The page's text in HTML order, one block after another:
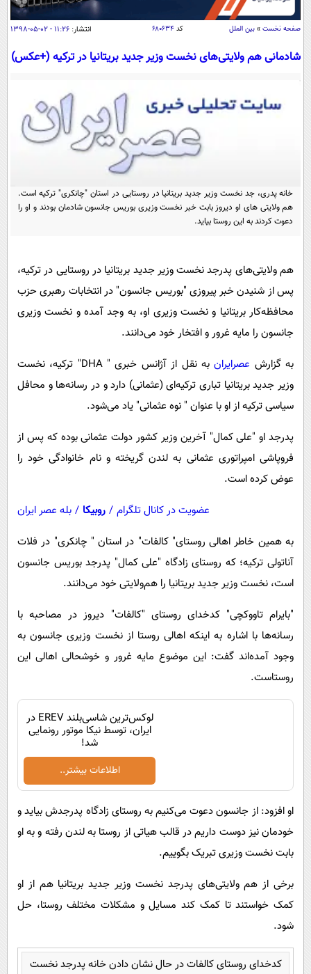
اقتصاد
اقتصادی
جامعه
حوادث
یک برش دانایی
سفر و تفریح
بین الملل
علم و دانش
علمی
گوناگون
مجله تصویری سلاح
ورزش
سیاست
سرگرمی
گوناگون
داستان کوتاه
پیامک
روانشناسی
آشپزی
دانلود
آموزش زبان
صفحه نخست » بین الملل کد ۶۸۰۶۳۴ انتشار: ۱۱:۲۶ - ۰۲-۰۵-۱۳۹۸
شادمانی هم ولایتی‌های‌ نخست وزیر جدید بریتانیا در ترکیه (+عکس)
خانه پدری، جد نخست وزیر جدید بریتانیا در روستایی در استان "چانکری" ترکیه است.
هم ولایتی های او دیروز بابت خبر نخست وزیری بوریس جانسون شادمان بودند و او را
دعوت کردند به این روستا بیاید.
هم ولایتی‌های پدرجد نخست وزیر جدید بریتانیا در روستایی در ترکیه،
پس از شنیدن خبر پیروزی "بوریس جانسون" در انتخابات رهبری حزب
محافظه‌کار بریتانیا و نخست وزیری او، به وجد آمده و نخست وزیری
جانسون را مایه غرور و افتخار خود می‌دانند.
به گزارش عصرایران
به نقل از آژانس خبری " DHA" ترکیه، نخست
وزیر جدید بریتانیا تباری ترکیه‌ای (عثمانی) دارد و در رسانه‌ها و محافل
سیاسی ترکیه از او با عنوان " نوه عثمانی" یاد می‌شود.
پدرجد او "علی کمال" آخرین وزیر کشور دولت عثمانی بوده که پس از
فروپاشی امپراتوری عثمانی به لندن گریخته و نام خانوادگی خود را
عوض کرده است.
عضویت در کانال تلگرام / روبیکا / بله عصر ایران
به همین خاطر اهالی روستای" کالفات" در استان " چانکری" در فلات
آناتولی ترکیه؛ که روستای زادگاه "علی کمال" پدرجد بوریس جانسون
است، نخست وزیر جدید بریتانیا را هم‌ولایتی خود می‌دانند.
"بایرام تاووکچی" کدخدای روستای "کالفات" دیروز در مصاحبه با
رسانه‌ها با اشاره به اینکه اهالی روستا از نخست وزیری جانسون به
وجود آمده‌اند گفت: این موضوع مایه غرور و خوشحالی اهالی این
روستاست.
لوکس‌ترین شاسی‌بلند EREV در
ایران، توسط نیکا موتور رونمایی
شد!
اطلاعات بیشتر..
او افزود: از جانسون دعوت می‌کنیم به روستای زادگاه پدرجدش بیاید و
خودمان نیز دوست داریم در قالب هیاتی از روستا به لندن رفته و به او
بابت نخست وزیری تبریک بگوییم.
برخی از هم ولایتی‌های پدرجد نخست وزیر جدید بریتانیا هم از او
کمک خواستند تا کمک کند مسایل و مشکلات مختلف روستا، حل
شود.
کدخدای روستای کالفات در حال نشان دادن خانه پدرجد نخست